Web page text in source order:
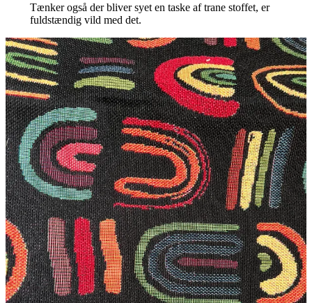
Tænker også der bliver syet en taske af trane stoffet, er
fuldstændig vild med det.